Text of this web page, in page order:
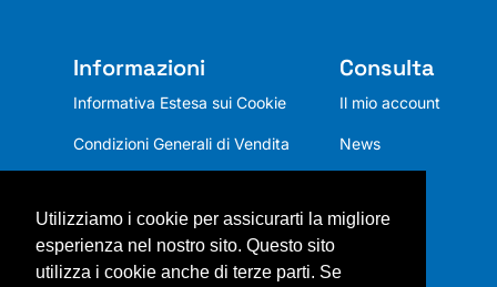
Utilizziamo i cookie per assicurarti la migliore
esperienza nel nostro sito. Questo sito
utilizza i cookie anche di terze parti. Se
Informazioni
Informativa Estesa sui Cookie
Condizioni Generali di Vendita
Chi siamo
Mission
Consulta
Il mio account
News